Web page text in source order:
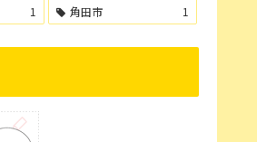
1 角田市 1